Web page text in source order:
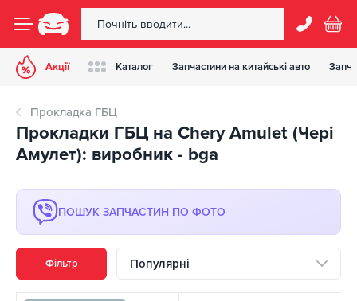
Акції Каталог Запчастини на китайські авто
Прокладка ГБЦ
Прокладки ГБЦ на Chery Amulet (Чері
Амулет): виробник - bga
ПОШУК ЗАПЧАСТИН ПО ФОТО
Фільтр Популярні